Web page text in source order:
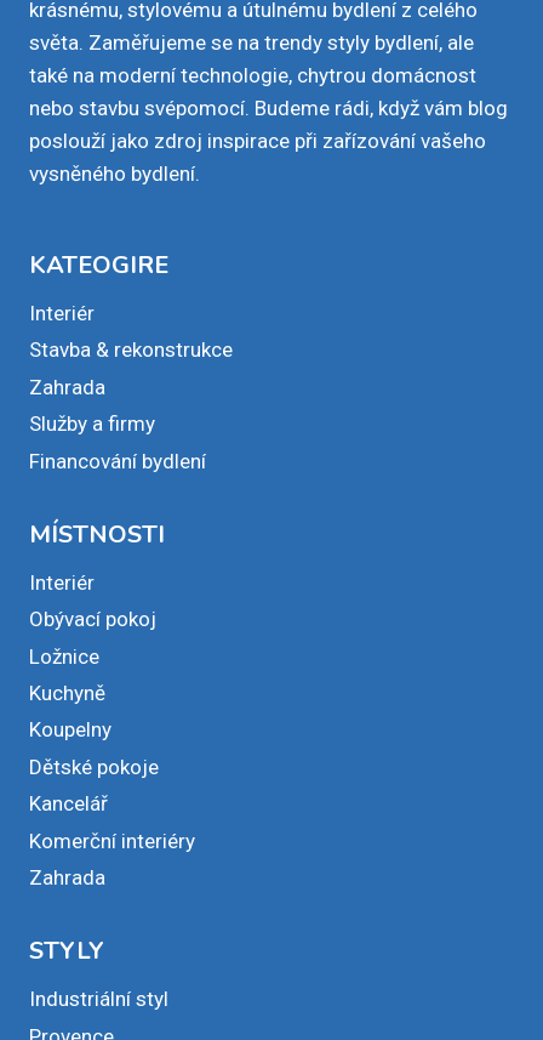
krásnému, stylovému a útulnému bydlení z celého
světa. Zaměřujeme se na trendy styly bydlení, ale
také na moderní technologie, chytrou domácnost
nebo stavbu svépomocí. Budeme rádi, když vám blog
poslouží jako zdroj inspirace při zařízování vašeho
vysněného bydlení.
KATEOGIRE
Interiér
Stavba & rekonstrukce
Zahrada
Služby a firmy
Financování bydlení
MÍSTNOSTI
Interiér
Obývací pokoj
Ložnice
Kuchyně
Koupelny
Dětské pokoje
Kancelář
Komerční interiéry
Zahrada
STYLY
Industriální styl